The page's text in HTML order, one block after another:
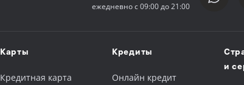
ежедневно с 09:00 до 21:00
Карты
Кредитная карта
Кредиты
Онлайн кредит
и